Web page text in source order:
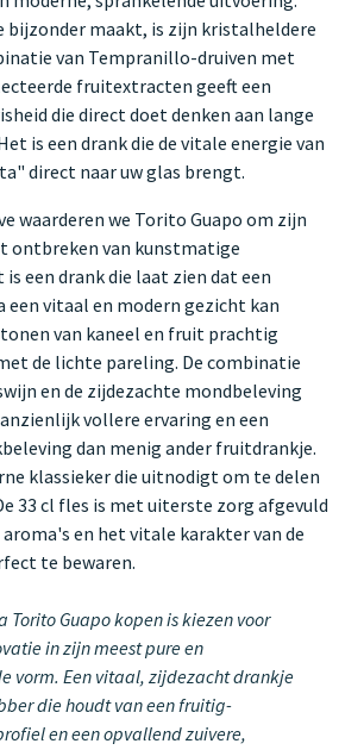
bijzonder maakt, is zijn kristalheldere
van Tempranillo-druiven met
fruitextracten geeft een
die direct doet denken aan lange
is een drank die de vitale energie van
direct naar uw glas brengt.
waarderen we Torito Guapo om zijn
ontbreken van kunstmatige
een drank die laat zien dat een
een vitaal en modern gezicht kan
van kaneel en fruit prachtig
de lichte pareling. De combinatie
en de zijdezachte mondbeleving
vollere ervaring en een
dan menig ander fruitdrankje.
klassieker die uitnodigt om te delen
33 cl fles is met uiterste zorg afgevuld
en het vitale karakter van de
te bewaren.
Torito Guapo kopen is kiezen voor
in zijn meest pure en
vorm. Een vitaal, zijdezacht drankje
die houdt van een fruitig-
en een opvallend zuivere,